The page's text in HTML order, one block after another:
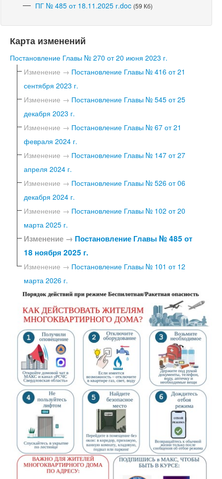
ПГ № 485 от 18.11.2025 г.doc (59 Кб)
Карта изменений
Постановление Главы № 270 от 20 июня 2023 г.
Изменение → Постановление Главы № 416 от 21
сентября 2023 г.
Изменение → Постановление Главы № 545 от 25
декабря 2023 г.
Изменение → Постановление Главы № 67 от 21
февраля 2024 г.
Изменение → Постановление Главы № 147 от 27
апреля 2024 г.
Изменение → Постановление Главы № 526 от 06
декабря 2024 г.
Изменение → Постановление Главы № 102 от 20
марта 2025 г.
Изменение → Постановление Главы № 485 от
18 ноября 2025 г.
Изменение → Постановление Главы № 101 от 12
марта 2026 г.